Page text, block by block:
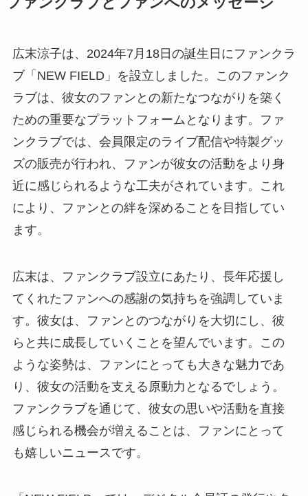
広末涼子は、2024年7月18日の誕生日にファンクラ
ブ「NEW FIELD」を設立しました。このファンク
ラブは、彼女のファンとの新たなつながりを築く
ための重要なプラットフォームとなります。ファ
ンクラブでは、会員限定のライブ配信や特製グッ
ズの販売が行われ、ファンが彼女の活動をより身
近に感じられるような工夫がされています。これ
により、ファンとの絆を深めることを目指してい
ます。
広末は、ファンクラブ設立にあたり、長年応援し
てくれたファンへの感謝の気持ちを強調していま
す。彼女は、ファンとのつながりを大切にし、彼
らと共に成長していくことを望んでいます。この
ような姿勢は、ファンにとっても大きな魅力であ
り、彼女の活動を支える原動力となるでしょう。
ファンクラブを通じて、彼女の思いや活動を直接
感じられる機会が増えることは、ファンにとって
も嬉しいニュースです。